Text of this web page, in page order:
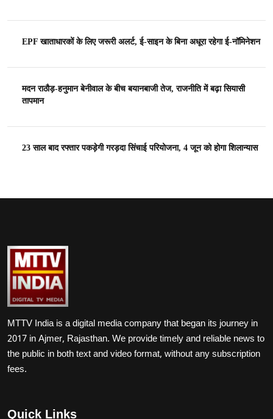
EPF खाताधारकों के लिए जरूरी अलर्ट, ई-साइन के बिना अधूरा रहेगा ई-नॉमिनेशन
मदन राठौड़-हनुमान बेनीवाल के बीच बयानबाजी तेज, राजनीति में बढ़ा सियासी
तापमान
23 साल बाद रफ्तार पकड़ेगी गरड़दा सिंचाई परियोजना, 4 जून को होगा शिलान्यास
MTTV India is a digital media company that began its journey in
2017 in Ajmer, Rajasthan. We provide timely and reliable news to
the public in both text and video format, without any subscription
fees.
Quick Links